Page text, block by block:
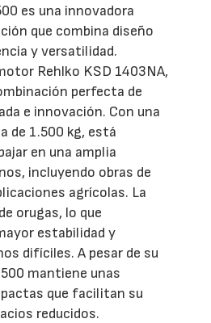
es una innovadora
que combina diseño
y versatilidad.
Rehlko KSD 1403NA,
perfecta de
e innovación. Con una
de 1.500 kg, está
en una amplia
incluyendo obras de
agrícolas. La
orugas, lo que
estabilidad y
difíciles. A pesar de su
mantiene unas
que facilitan su
reducidos.